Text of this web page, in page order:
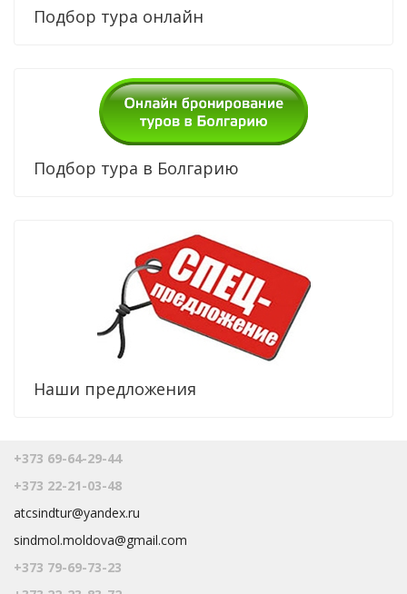
Подбор тура онлайн
Подбор тура в Болгарию
Наши предложения
+373 69-64-29-44
+373 22-21-03-48
atcsindtur@yandex.ru
sindmol.moldova@gmail.com
+373 79-69-73-23